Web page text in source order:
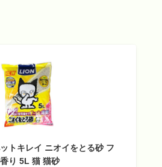
トキレイ ニオイをとる砂 フ
り 5L 猫 猫砂